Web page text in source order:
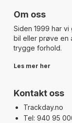
Om oss
Siden 1999 har
bil eller prøve en
trygge forhold.
Les mer her
Kontakt oss
Trackday.no
Tel: 940 95